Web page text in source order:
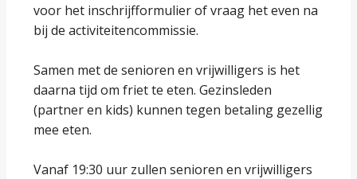
voor het inschrijfformulier of vraag het even na
bij de activiteitencommissie.
Samen met de senioren en vrijwilligers is het
daarna tijd om friet te eten. Gezinsleden
(partner en kids) kunnen tegen betaling gezellig
mee eten.
Vanaf 19:30 uur zullen senioren en vrijwilligers